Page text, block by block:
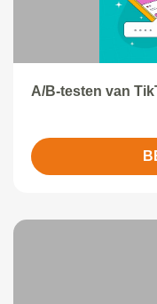
A/B-testen van